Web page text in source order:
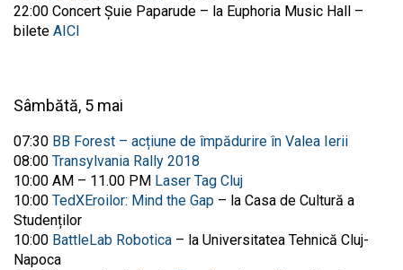
22:00 Concert Șuie Paparude – la Euphoria Music Hall –
bilete AICI
Sâmbătă, 5 mai
07:30 BB Forest – acțiune de împădurire în Valea Ierii
08:00 Transylvania Rally 2018
10:00 AM – 11.00 PM Laser Tag Cluj
10:00 TedXEroilor: Mind the Gap – la Casa de Cultură a
Studenților
10:00 BattleLab Robotica – la Universitatea Tehnică Cluj-
Napoca